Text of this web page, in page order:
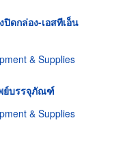
ปิดกล่อง-เอสทีเอ็น
& Supplies
ย์บรรจุภัณฑ์
& Supplies